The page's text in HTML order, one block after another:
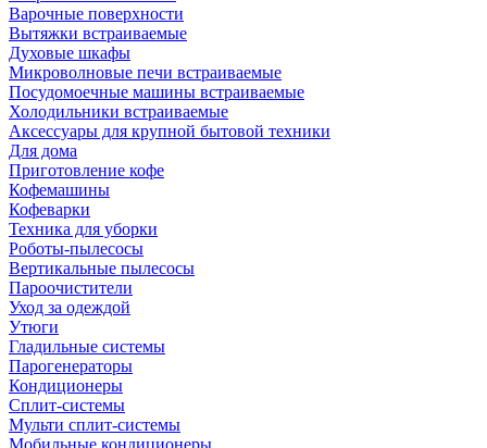
Варочные поверхности
Вытяжки встраиваемые
Духовые шкафы
Микроволновые печи встраиваемые
Посудомоечные машины встраиваемые
Холодильники встраиваемые
Аксессуары для крупной бытовой техники
Для дома
Приготовление кофе
Кофемашины
Кофеварки
Техника для уборки
Роботы-пылесосы
Вертикальные пылесосы
Пароочистители
Уход за одеждой
Утюги
Гладильные системы
Парогенераторы
Кондиционеры
Сплит-системы
Мульти сплит-системы
Мобильные кондиционеры